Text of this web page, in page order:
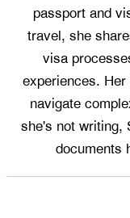
passport and
travel, she
visa
experiences.
navigate
she's not writing,
documents